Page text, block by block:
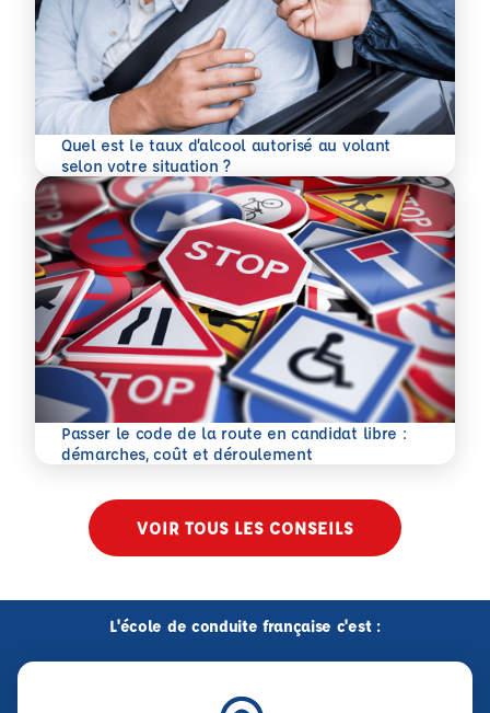
Quel est le taux d’alcool autorisé au volant
selon votre situation ?
En savoir plus
Passer le code de la route en candidat libre :
démarches, coût et déroulement
En savoir plus
VOIR TOUS LES CONSEILS
L'école de conduite française c'est :